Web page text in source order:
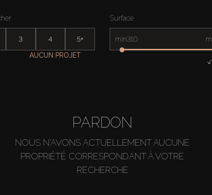
3 4 5+
Surface
min
AUCUN PROJET
PARDON
NOUS N'AVONS ACTUELLEMENT AUCUNE
PROPRIÉTÉ CORRESPONDANT À VOTRE
RECHERCHE